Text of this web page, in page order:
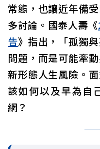
常態，也讓近年備
多討論。國泰人壽《
告》指出，「孤獨
問題，而是可能牽
新形態人生風險。
該如何以及早為自
網？